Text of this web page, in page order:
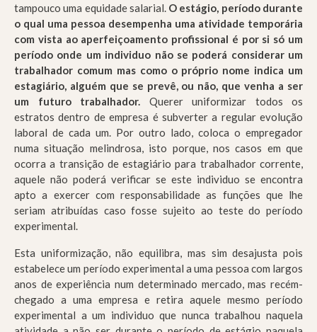
tampouco uma equidade salarial. O estágio, período durante
o qual uma pessoa desempenha uma atividade temporária
com vista ao aperfeiçoamento profissional é por si só um
período onde um individuo não se poderá considerar um
trabalhador comum mas como o próprio nome indica um
estagiário, alguém que se prevê, ou não, que venha a ser
um futuro trabalhador. Querer uniformizar todos os
estratos dentro de empresa é subverter a regular evolução
laboral de cada um. Por outro lado, coloca o empregador
numa situação melindrosa, isto porque, nos casos em que
ocorra a transição de estagiário para trabalhador corrente,
aquele não poderá verificar se este individuo se encontra
apto a exercer com responsabilidade as funções que lhe
seriam atribuídas caso fosse sujeito ao teste do período
experimental.
Esta uniformização, não equilibra, mas sim desajusta pois
estabelece um período experimental a uma pessoa com largos
anos de experiência num determinado mercado, mas recém-
chegado a uma empresa e retira aquele mesmo período
experimental a um individuo que nunca trabalhou naquela